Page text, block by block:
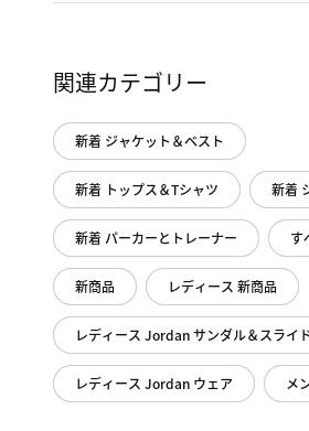
関連カテゴリー
新着 ジャケット＆ベスト
新着 トップス＆Tシャツ 新着
新着 パーカーとトレーナー す
新商品 レディース 新商品
レディース Jordan サンダル＆スライ
レディース Jordan ウェア メ